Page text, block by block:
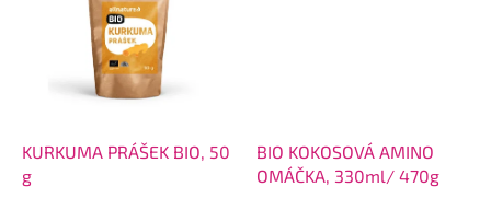
KURKUMA PRÁŠEK BIO, 50
g
BIO KOKOSOVÁ AMINO
OMÁČKA, 330ml/ 470g